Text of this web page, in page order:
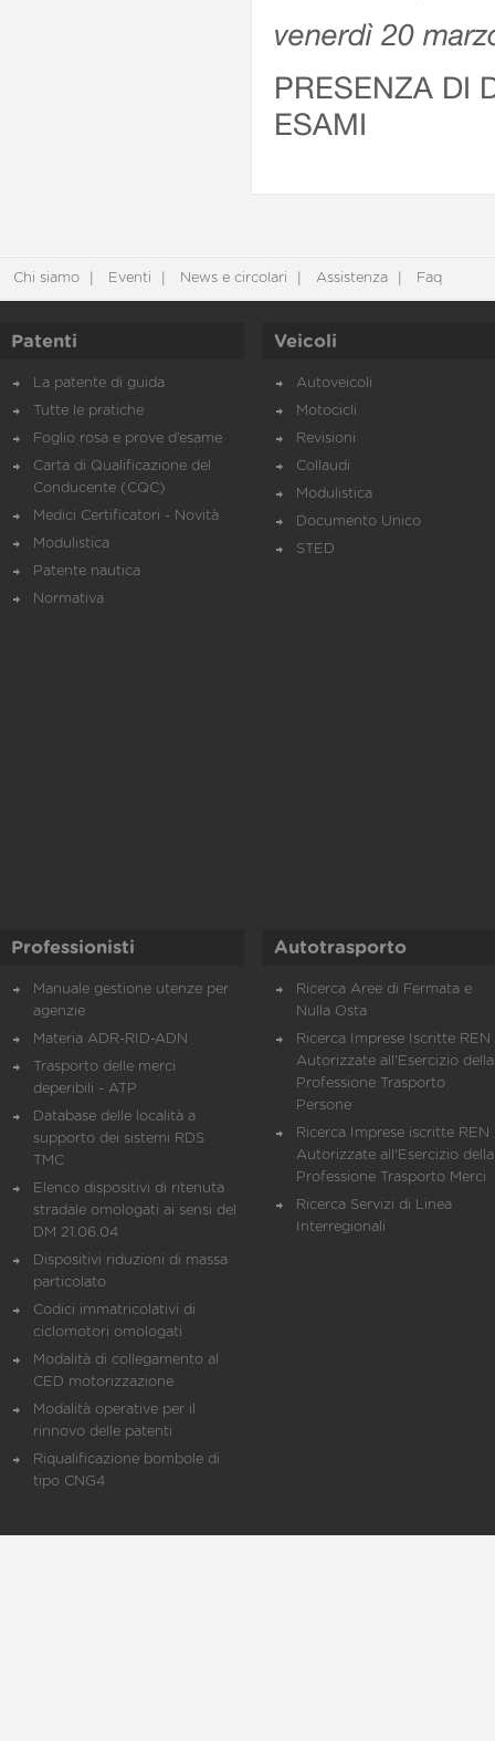
venerdì 20
PRESENZA DI
ESAMI
Chi siamo Eventi News e circolari Assistenza Faq
Patenti
La patente di guida
Tutte le pratiche
Foglio rosa e prove d’esame
Carta di Qualificazione del
Conducente (CQC)
Medici Certificatori - Novità
Modulistica
Patente nautica
Normativa
Veicoli
Autoveicoli
Motocicli
Revisioni
Collaudi
Modulistica
Documento Unico
STED
Professionisti
Manuale gestione utenze per
agenzie
Materia ADR-RID-ADN
Trasporto delle merci
deperibili - ATP
Database delle località a
supporto dei sistemi RDS
TMC
Elenco dispositivi di ritenuta
stradale omologati ai sensi del
DM 21.06.04
Dispositivi riduzioni di massa
particolato
Codici immatricolativi di
ciclomotori omologati
Modalità di collegamento al
CED motorizzazione
Modalità operative per il
rinnovo delle patenti
Riqualificazione bombole di
tipo CNG4
Autotrasporto
Ricerca Aree di Fermata e
Nulla Osta
Ricerca Imprese Iscritte REN
Autorizzate all'Esercizio della
Professione Trasporto
Persone
Ricerca Imprese iscritte REN
Autorizzate all'Esercizio della
Professione Trasporto Merci
Ricerca Servizi di Linea
Interregionali